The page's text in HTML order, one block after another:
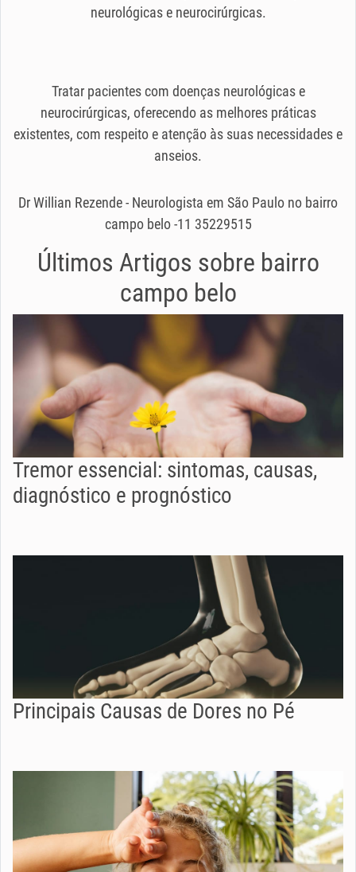
neurológicas e neurocirúrgicas.
Tratar pacientes com doenças neurológicas e
neurocirúrgicas, oferecendo as melhores práticas
existentes, com respeito e atenção às suas necessidades e
anseios.
Dr Willian Rezende - Neurologista em São Paulo no bairro
campo belo -11 35229515
Últimos Artigos sobre bairro
campo belo
Tremor essencial: sintomas, causas,
diagnóstico e prognóstico
Principais Causas de Dores no Pé